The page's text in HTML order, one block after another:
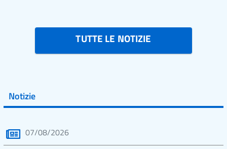
TUTTE LE NOTIZIE
Notizie
07/08/2026